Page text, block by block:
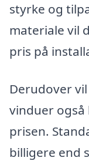
styrke og
materiale vil
pris på
Derudover
vinduer
prisen.
billigere end